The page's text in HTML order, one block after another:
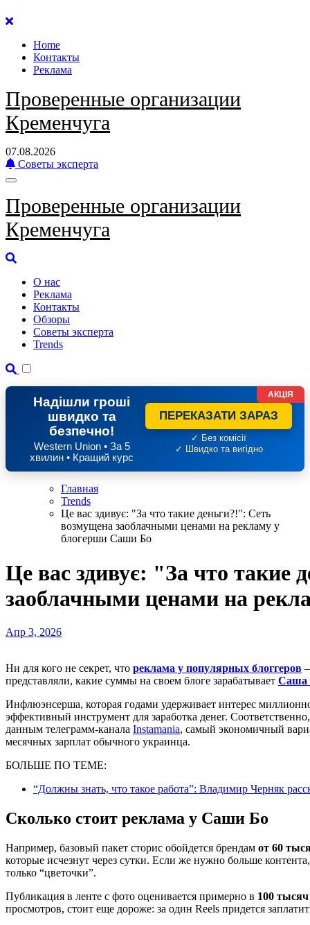
Перейти
содержанию
Home
Контакты
Реклама
Проверенные организации
Кременчуга
07.08.2026
Советы эксперта
Проверенные организации
Кременчуга
О нас
Реклама
Контакты
Обзоры
Советы эксперта
Trends
Надішли гроші
швидко та
безпечно!
Western Union • За 5
хвилин • Кращий курс
ПЕРЕКАЗАТИ ЗАРАЗ
✓ Без комісії
✓ Швидко та вигідно
АКЦІЯ
Главная
Trends
Це вас здивує: "За что такие деньги?!": Сеть
возмущена заоблачными ценами на рекламу у
блогерши Саши Бо
Це вас здивує: "За что такие
заоблачными ценами на
Апр 3, 2026
Ни для кого не секрет, что реклама у популярных блоггеров
представляли, какие суммы на своем блоге зарабатывает Саша
Инфлюэнсерша, которая годами удерживает интерес
эффективный инструмент для заработка денег.
данным телеграмм-канала Instamania, самый экономичный
месячных зарплат обычного украинца.
БОЛЬШЕ ПО ТЕМЕ:
“Должны знать, что такое работа”: Владимир Черняк
Сколько стоит реклама у Саши Бо
Например, базовый пакет сторис обойдется брендам от 60
которые исчезнут через сутки. Если же нужно больше
только “цветочки”.
Публикация в ленте с фото оценивается примерно в 100
просмотров, стоит еще дороже: за один Reels придется